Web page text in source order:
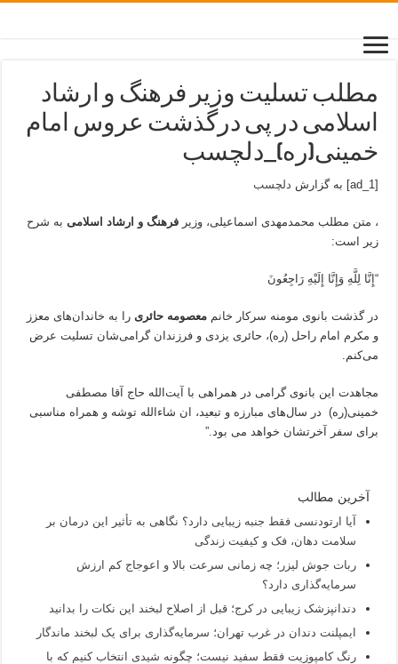
مطلب تسلیت وزیر فرهنگ و ارشاد
اسلامی در پی درگذشت عروس امام
خمینی(ره)_دلچسب
[ad_1] به گزارش دلچسب
، متن مطلب محمدمهدی اسماعیلی، وزیرفرهنگ و ارشاد اسلامی به شرح
زیر است:
“إِنَّا لِلَّهِ وَإِنَّا إِلَیْهِ رَاجِعُونَ
در گذشت بانوی مومنه سرکار خانممعصومه حائری را به خاندان‌های معزز
و مکرم امام راحل (ره)، حائری یزدی و فرزندان گرامی‌شان تسلیت عرض
می‌کنم.
مجاهدت این بانوی گرامی در همراهی با آیت‌الله حاج آقا مصطفی
خمینی(ره) در سال‌های مبارزه و تبعید، ان شاءالله توشه و همراه مناسبی
برای سفر آخرتشان خواهد می بود.”
آخرین مطالب
آیا ارتودنسی فقط جنبه زیبایی دارد؟ نگاهی به تأثیر این درمان بر
سلامت دهان، فک و کیفیت زندگی
ربات جوش لیزر؛ چه زمانی سرعت بالا و اعوجاج کم ارزش
سرمایه‌گذاری دارد؟
دندانپزشک زیبایی در کرج؛ قبل از اصلاح لبخند این نکات را بدانید
ایمپلنت دندان در غرب تهران؛ سرمایه‌گذاری برای یک لبخند ماندگار
رنگ کامپوزیت فقط سفید نیست؛ چگونه شیدی انتخاب کنیم که با